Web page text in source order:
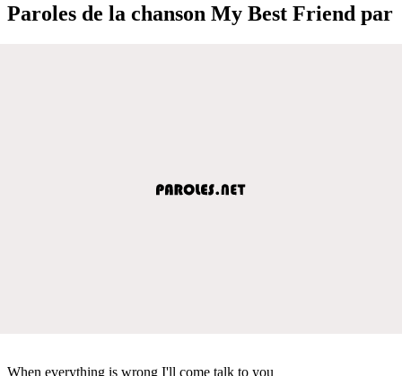
Paroles de la chanson My Best Friend par
When everything is wrong I'll come talk to you